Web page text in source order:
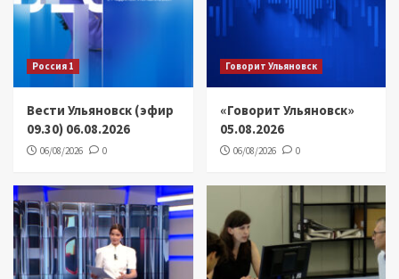
Россия 1
Вести Ульяновск (эфир
09.30) 06.08.2026
06/08/2026 0
Говорит Ульяновск
«Говорит Ульяновск»
05.08.2026
06/08/2026 0